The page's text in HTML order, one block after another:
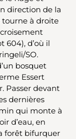
direction de la
tourne à droite
604), d’où il
SO.
bosquet
Essert
Passer devant
dernières
qui monte à
d’eau, en